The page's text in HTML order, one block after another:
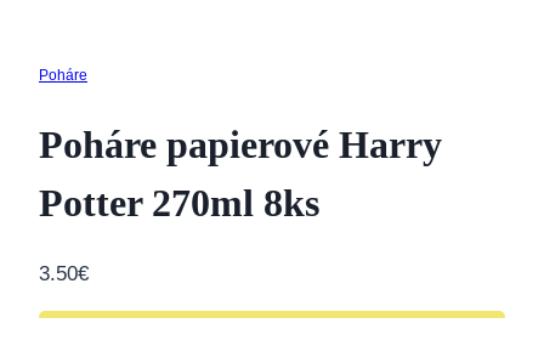
Poháre
Poháre papierové Harry
Potter 270ml 8ks
3.50€